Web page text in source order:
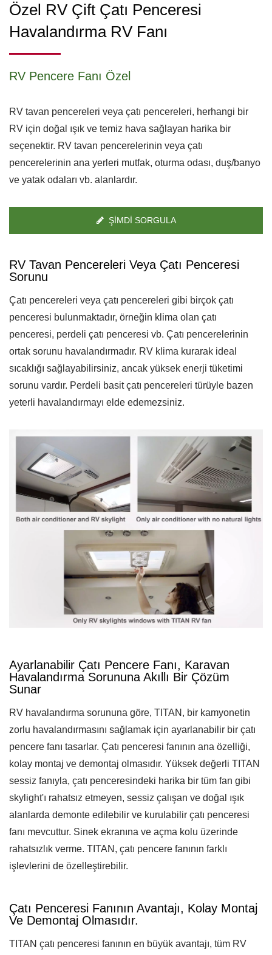
Özel RV Çift Çatı Penceresi
Havalandırma RV Fanı
RV Pencere Fanı Özel
RV tavan pencereleri veya çatı pencereleri, herhangi bir
RV için doğal ışık ve temiz hava sağlayan harika bir
seçenektir. RV tavan pencerelerinin veya çatı
pencerelerinin ana yerleri mutfak, oturma odası, duş/banyo
ve yatak odaları vb. alanlardır.
ŞIMDI SORGULA
RV Tavan Pencereleri Veya Çatı Penceresi
Sorunu
Çatı pencereleri veya çatı pencereleri gibi birçok çatı
penceresi bulunmaktadır, örneğin klima olan çatı
penceresi, perdeli çatı penceresi vb. Çatı pencerelerinin
ortak sorunu havalandırmadır. RV klima kurarak ideal
sıcaklığı sağlayabilirsiniz, ancak yüksek enerji tüketimi
sorunu vardır. Perdeli basit çatı pencereleri türüyle bazen
yeterli havalandırmayı elde edemezsiniz.
Ayarlanabilir Çatı Pencere Fanı, Karavan
Havalandırma Sorununa Akıllı Bir Çözüm
Sunar
RV havalandırma sorununa göre, TITAN, bir kamyonetin
zorlu havalandırmasını sağlamak için ayarlanabilir bir çatı
pencere fanı tasarlar. Çatı penceresi fanının ana özelliği,
kolay montaj ve demontaj olmasıdır. Yüksek değerli TITAN
sessiz fanıyla, çatı penceresindeki harika bir tüm fan gibi
skylight'ı rahatsız etmeyen, sessiz çalışan ve doğal ışık
alanlarda demonte edilebilir ve kurulabilir çatı penceresi
fanı mevcuttur. Sinek ekranına ve açma kolu üzerinde
rahatsızlık verme. TITAN, çatı pencere fanının farklı
işlevlerini de özelleştirebilir.
Çatı Penceresi Fanının Avantajı, Kolay Montaj
Ve Demontaj Olmasıdır.
TITAN çatı penceresi fanının en büyük avantajı, tüm RV